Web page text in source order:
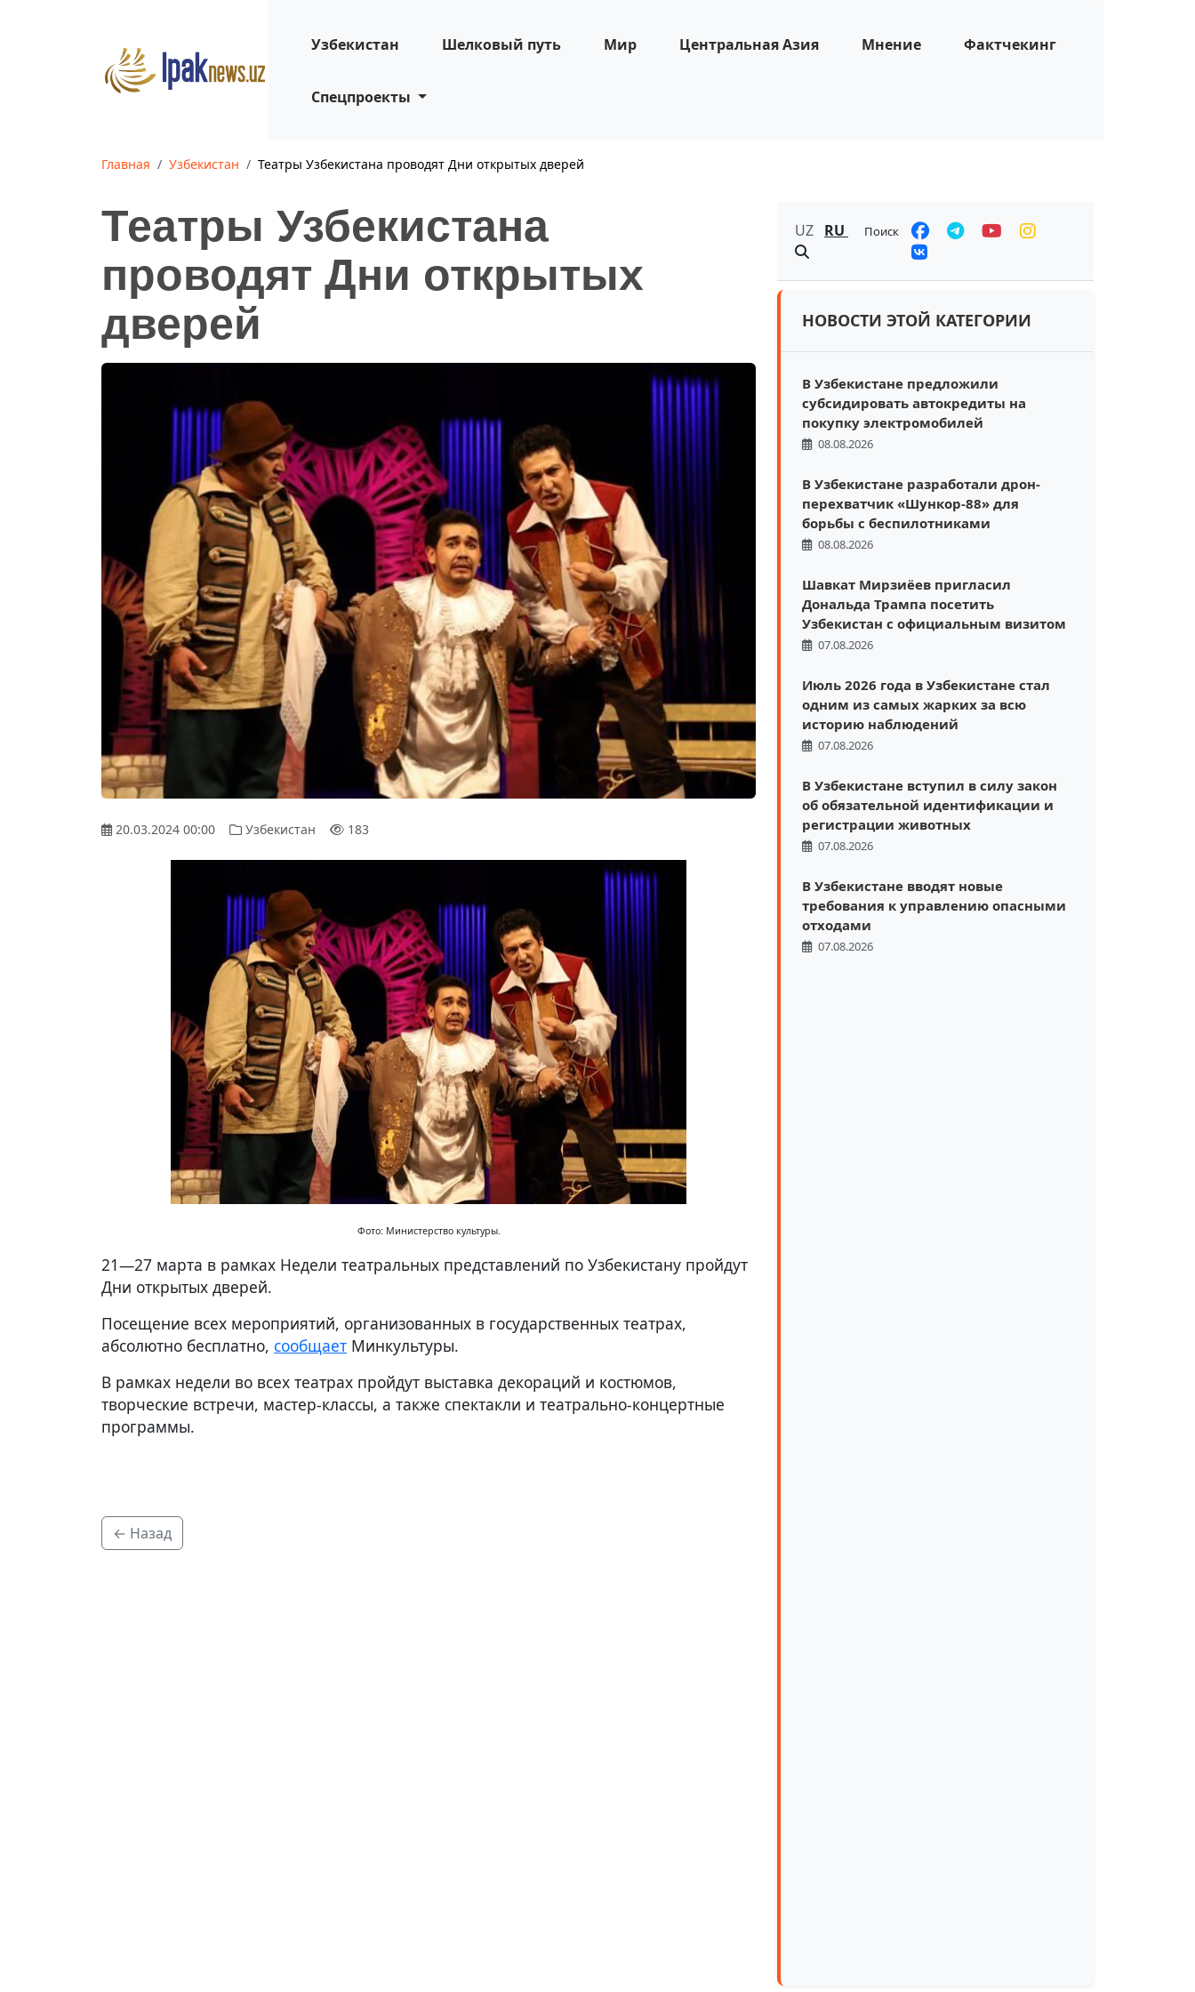
Узбекистан Шелковый путь Мир Центральная Азия Мнение Фактчекинг
Спецпроекты
Главная Узбекистан Театры Узбекистана проводят Дни открытых дверей
Театры Узбекистана
проводят Дни открытых
дверей
20.03.2024 00:00 Узбекистан 183
Фото: Министерство культуры.
21—27 марта в рамках Недели театральных представлений по Узбекистану пройдут
Дни открытых дверей.
Посещение всех мероприятий, организованных в государственных театрах,
абсолютно бесплатно, сообщает Минкультуры.
В рамках недели во всех театрах пройдут выставка декораций и костюмов,
творческие встречи, мастер-классы, а также спектакли и театрально-концертные
программы.
← Назад
UZ RU Поиск
НОВОСТИ ЭТОЙ КАТЕГОРИИ
В Узбекистане предложили
субсидировать автокредиты на
покупку электромобилей
08.08.2026
В Узбекистане разработали дрон-
перехватчик «Шункор-88» для
борьбы с беспилотниками
08.08.2026
Шавкат Мирзиёев пригласил
Дональда Трампа посетить
Узбекистан с официальным визитом
07.08.2026
Июль 2026 года в Узбекистане стал
одним из самых жарких за всю
историю наблюдений
07.08.2026
В Узбекистане вступил в силу закон
об обязательной идентификации и
регистрации животных
07.08.2026
В Узбекистане вводят новые
требования к управлению опасными
отходами
07.08.2026